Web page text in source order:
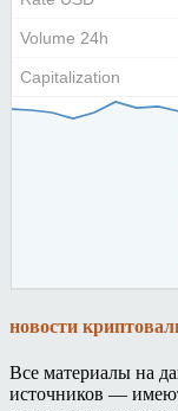
новости
Все материалы на
источников —